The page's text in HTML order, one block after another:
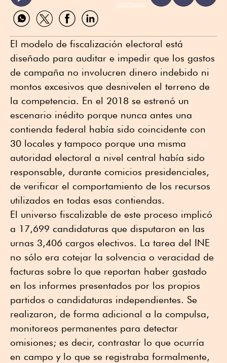
ReadSpeaker
Compartir
por
Compartir
por
Compartir
por
Compartir
por
El modelo de fiscalización electoral está
diseñado para auditar e impedir que los gastos
de campaña no involucren dinero indebido ni
montos excesivos que desnivelen el terreno de
la competencia. En el 2018 se estrenó un
escenario inédito porque nunca antes una
contienda federal había sido coincidente con
30 locales y tampoco porque una misma
autoridad electoral a nivel central había sido
responsable, durante comicios presidenciales,
de verificar el comportamiento de los recursos
utilizados en todas esas contiendas.
El universo fiscalizable de este proceso implicó
a 17,699 candidaturas que disputaron en las
urnas 3,406 cargos electivos. La tarea del INE
no sólo era cotejar la solvencia o veracidad de
facturas sobre lo que reportan haber gastado
en los informes presentados por los propios
partidos o candidaturas independientes. Se
realizaron, de forma adicional a la compulsa,
monitoreos permanentes para detectar
omisiones; es decir, contrastar lo que ocurría
en campo y lo que se registraba formalmente,